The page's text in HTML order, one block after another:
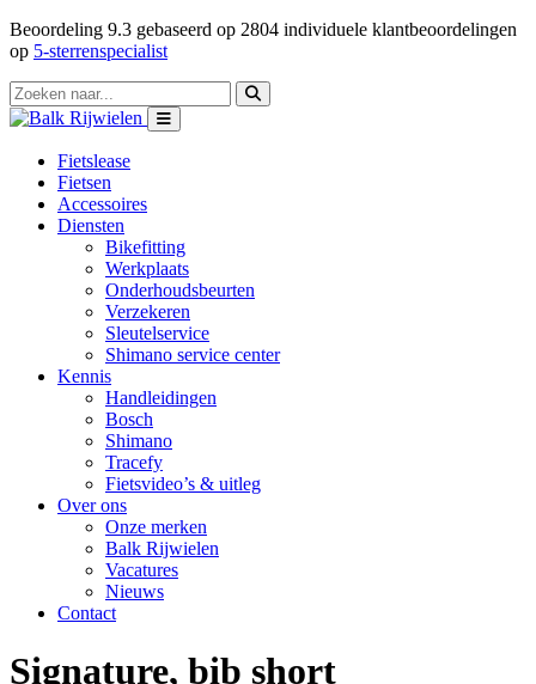
Beoordeling 9.3 gebaseerd op 2804 individuele klantbeoordelingen
op 5-sterrenspecialist
Fietslease
Fietsen
Accessoires
Diensten
Bikefitting
Werkplaats
Onderhoudsbeurten
Verzekeren
Sleutelservice
Shimano service center
Kennis
Handleidingen
Bosch
Shimano
Tracefy
Fietsvideo’s & uitleg
Over ons
Onze merken
Balk Rijwielen
Vacatures
Nieuws
Contact
Signature, bib short